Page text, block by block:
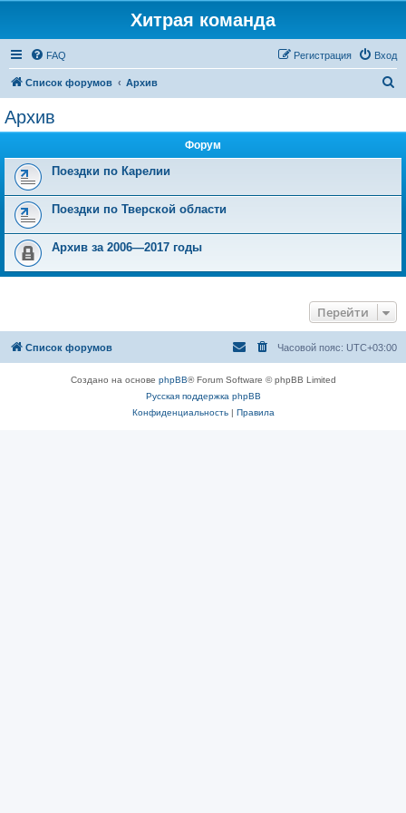
Хитрая команда
FAQ Вход
Регистрация
Список форумов Архив
Архив
Форум
Поездки по Карелии
Поездки по Тверской области
Архив за 2006—2017 годы
Перейти
Список форумов Часовой пояс: UTC+03:00
Создано на основе phpBB® Forum Software © phpBB Limited
Русская поддержка phpBB
Конфиденциальность| Правила